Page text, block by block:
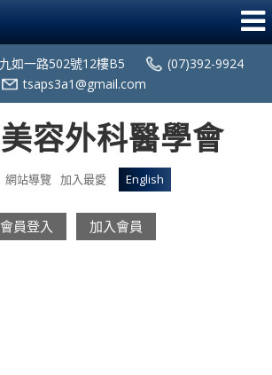
如一路502號12樓B5
(07)392-9924
tsaps3a1@gmail.com
網站導覽 加入最愛 English
會員登入 加入會員